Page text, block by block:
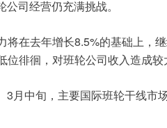
司经营仍充满挑战。
将在去年增长8.5%的基础上，
徘徊，对班轮公司收入造成较
3 月中旬，主要国际班轮干线市